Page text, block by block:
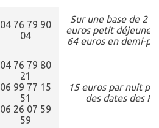
04 76 79 90
04
Sur une base de 2
euros petit déjeuner
64 euros en demi-
04 76 79 80
21
06 99 77 15
51
06 26 07 59
59
15 euros par nuit
des dates des